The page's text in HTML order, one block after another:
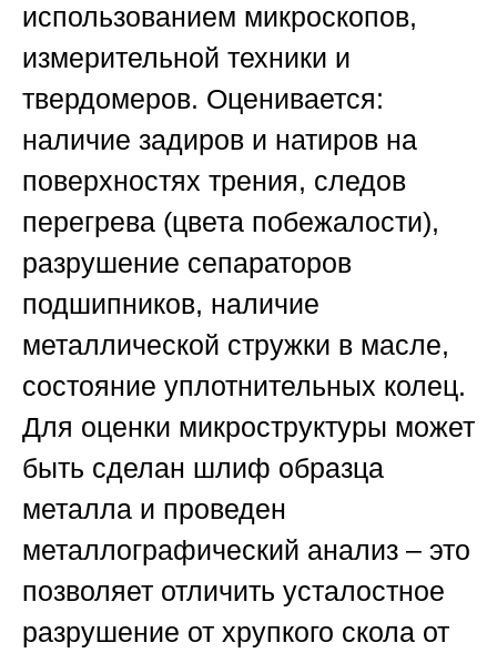
использованием микроскопов,
измерительной техники и
твердомеров. Оценивается:
наличие задиров и натиров на
поверхностях трения, следов
перегрева (цвета побежалости),
разрушение сепараторов
подшипников, наличие
металлической стружки в масле,
состояние уплотнительных колец.
Для оценки микроструктуры может
быть сделан шлиф образца
металла и проведен
металлографический анализ – это
позволяет отличить усталостное
разрушение от хрупкого скола от